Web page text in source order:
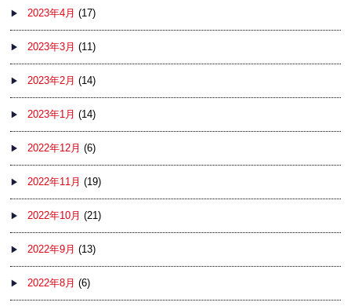
2023年4月 (17)
2023年3月 (11)
2023年2月 (14)
2023年1月 (14)
2022年12月 (6)
2022年11月 (19)
2022年10月 (21)
2022年9月 (13)
2022年8月 (6)